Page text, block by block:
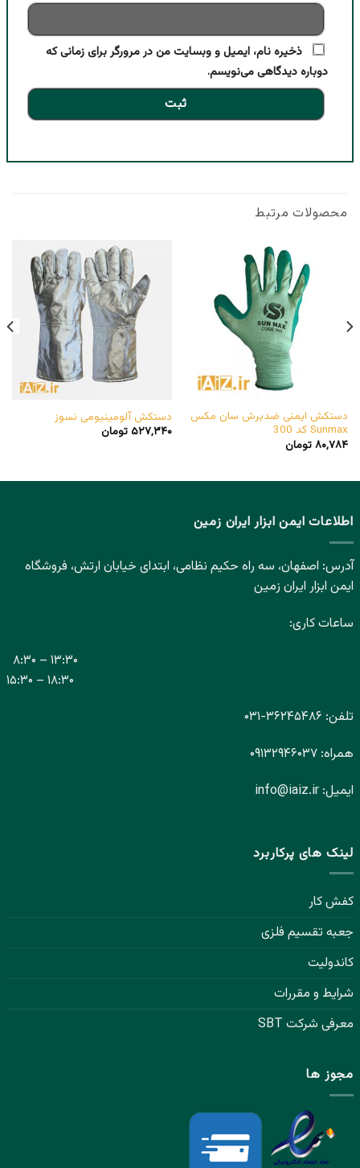
ذخیره نام، ایمیل و وبسایت من در مرورگر برای زمانی که
دوباره دیدگاهی می‌نویسم.
محصولات مرتبط
دستکش ایمنی ضدبرش سان مکس
Sunmax کد 300
۸۰,۷۸۴ تومان
دستکش آلومینیومی نسوز
۵۲۷,۳۴۰ تومان
اطلاعات ایمن ابزار ایران زمین
آدرس: اصفهان، سه راه حکیم نظامی، ابتدای خیابان ارتش، فروشگاه
ایمن ابزار ایران زمین
ساعات کاری:
۸:۳۰ – ۱۳:۳۰
۱۵:۳۰ – ۱۸:۳۰
تلفن: ۳۶۲۴۵۴۸۶- ۰۳۱
همراه: ۰۹۱۳۲۹۴۶۰۳۷
ایمیل: info@iaiz.ir
لینک های پرکاربرد
کفش کار
جعبه تقسیم فلزی
کاندولیت
شرایط و مقررات
معرفی شرکت SBT
مجوز ها